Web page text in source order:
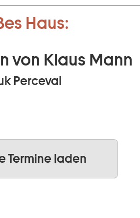
Haus:
von Klaus Mann
Perceval
Termine laden